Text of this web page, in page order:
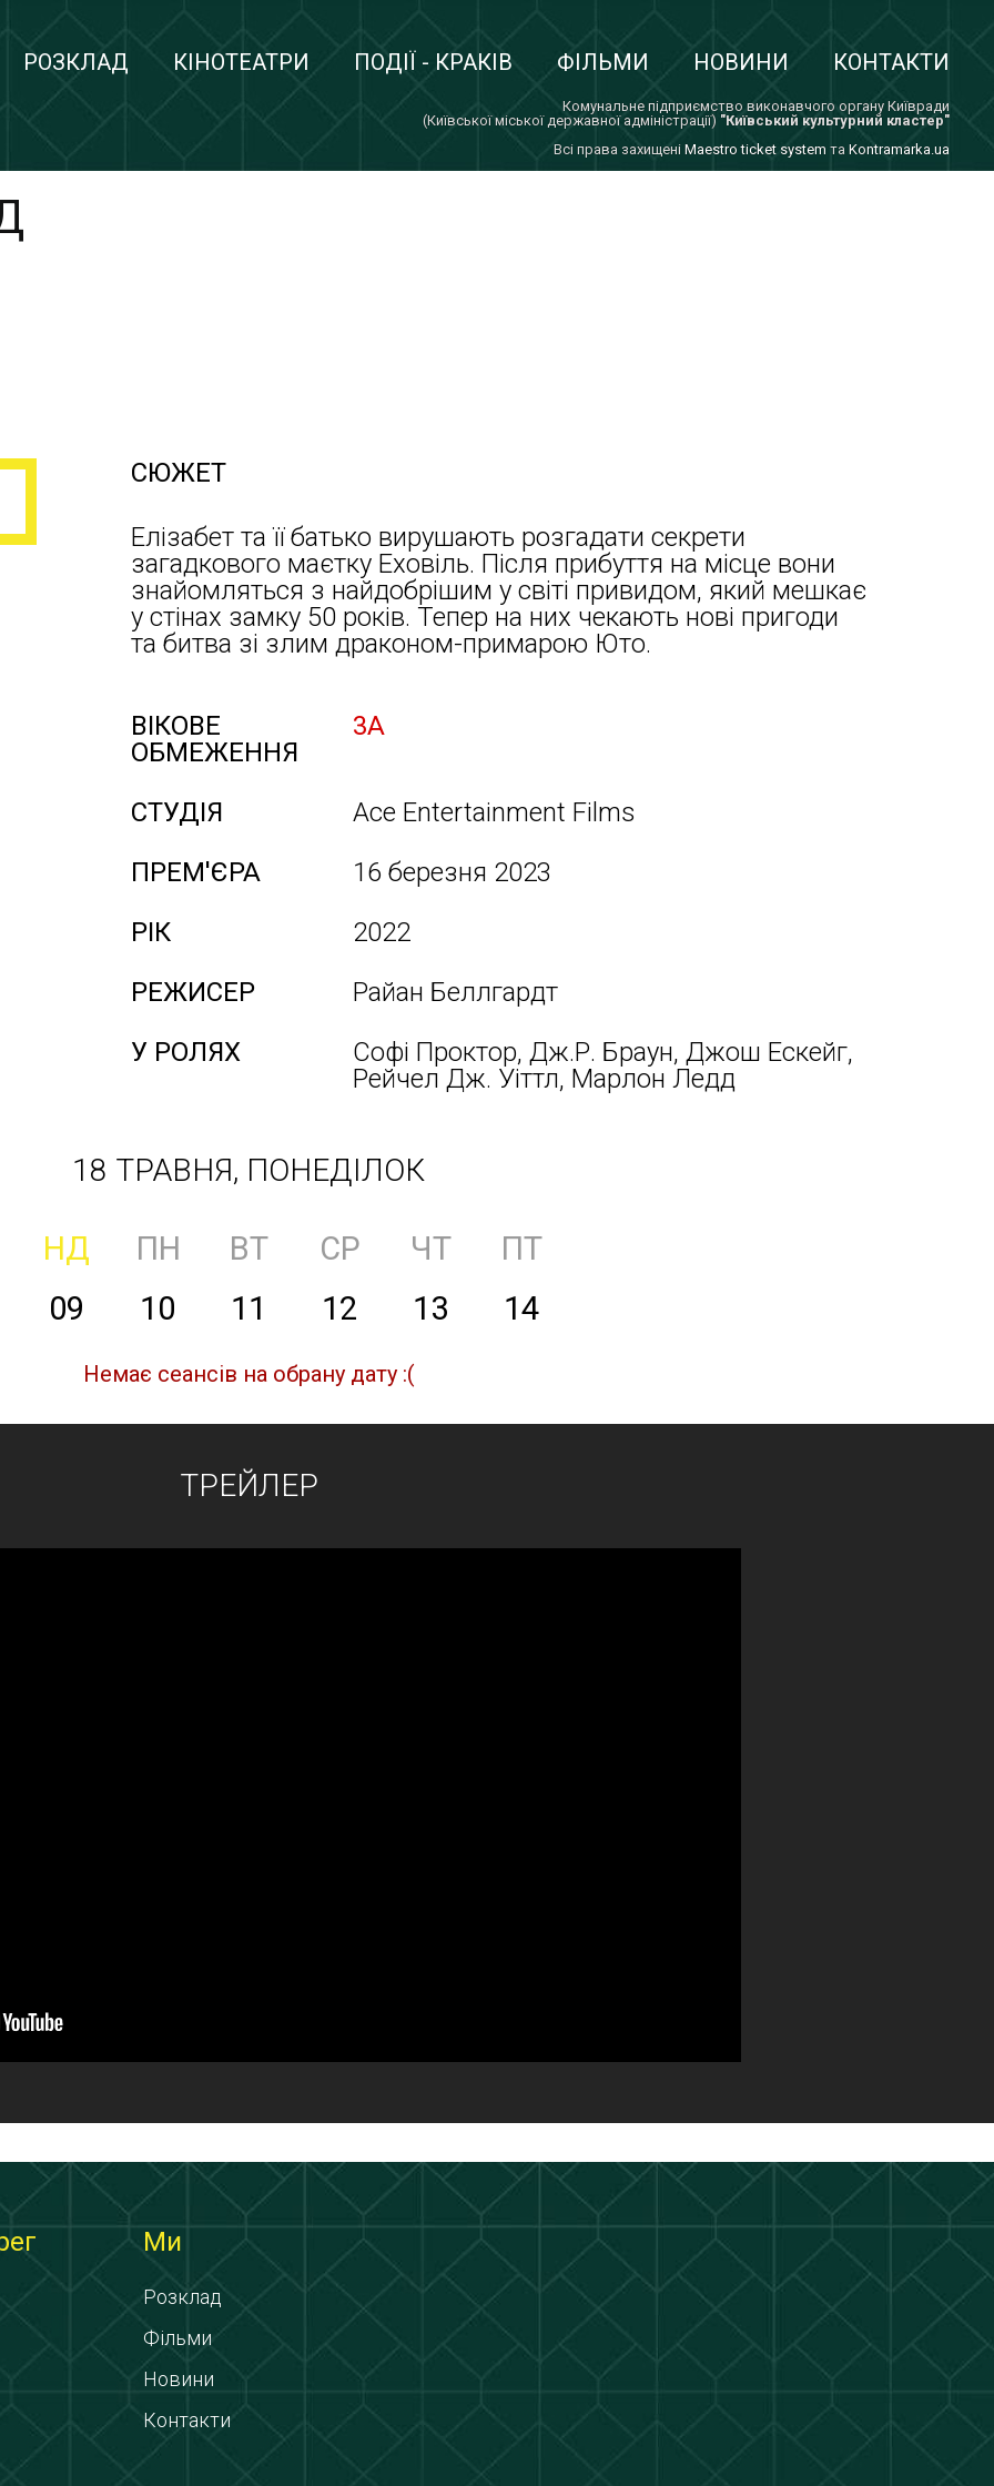
РОЗКЛАД КІНОТЕАТРИ ПОДІЇ - КРАКІВ ФІЛЬМИ НОВИНИ КОНТАКТИ
Комунальне підприємство виконавчого органу Київради
(Київської міської державної адміністрації) "Київський культурний кластер"
Всi права захищенi Maestro ticket system та Kontramarka.ua
СЮЖЕТ
Елізабет та її батько вирушають розгадати секрети
загадкового маєтку Еховіль. Після прибуття на місце вони
знайомляться з найдобрішим у світі привидом, який мешкає
у стінах замку 50 років. Тепер на них чекають нові пригоди
та битва зі злим драконом-примарою Юто.
ВІКОВЕ
ОБМЕЖЕННЯ
3А
СТУДІЯ
Ace Entertainment Films
ПРЕМ'ЄРА
16 березня 2023
РІК
2022
РЕЖИСЕР
Райан Беллгардт
У РОЛЯХ
Софі Проктор, Дж.Р. Браун, Джош Ескейг,
Рейчел Дж. Уіттл, Марлон Ледд
18 ТРАВНЯ, ПОНЕДІЛОК
НД ПН ВТ СР ЧТ
ПТ
09 10 11 12 13 14
Немає сеансів на обрану дату :(
ТРЕЙЛЕР
Ми
Розклад
Фільми
Новини
Контакти